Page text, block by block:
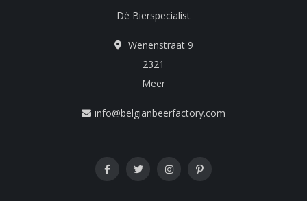
Dé Bierspecialist
Wenenstraat 9
2321
Meer
info@belgianbeerfactory.com